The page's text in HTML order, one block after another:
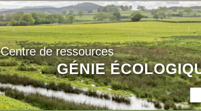
Centre de ressources
GÉNIE